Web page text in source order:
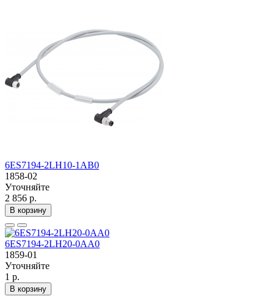
6ES7194-2LH10-1AB0
1858-02
Уточняйте
2 856 р.
В корзину
6ES7194-2LH20-0AA0
1859-01
Уточняйте
1 р.
В корзину